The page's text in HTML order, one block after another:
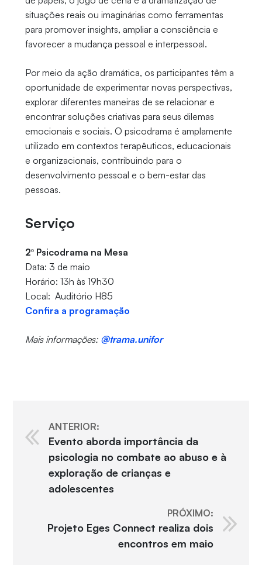
situações reais ou imaginárias como ferramentas
para promover insights, ampliar a consciência e
favorecer a mudança pessoal e interpessoal.
Por meio da ação dramática, os participantes têm a
oportunidade de experimentar novas perspectivas,
explorar diferentes maneiras de se relacionar e
encontrar soluções criativas para seus dilemas
emocionais e sociais. O psicodrama é amplamente
utilizado em contextos terapêuticos, educacionais
e organizacionais, contribuindo para o
desenvolvimento pessoal e o bem-estar das
pessoas.
Serviço
2º Psicodrama na Mesa
Data: 3 de maio
Horário: 13h às 19h30
Local: Auditório H85
Confira a programação
Mais informações: @trama.unifor
ANTERIOR:
Evento aborda importância da
psicologia no combate ao abuso e à
exploração de crianças e
adolescentes
PRÓXIMO:
Projeto Eges Connect realiza dois
encontros em maio